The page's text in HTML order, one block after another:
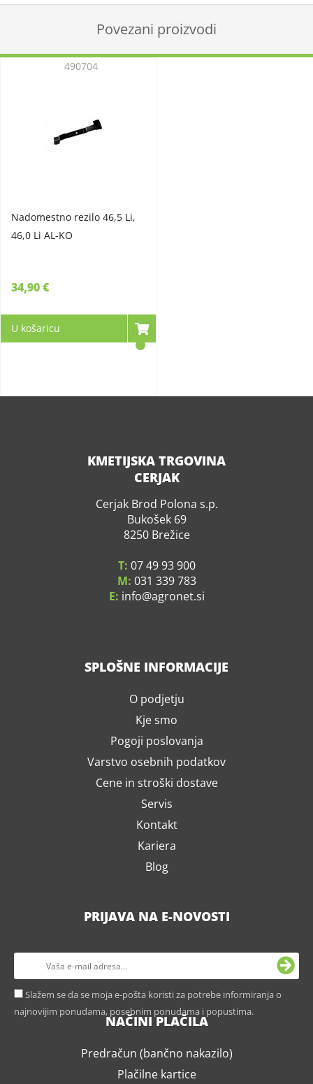
Povezani proizvodi
Nadomestno rezilo 46,5 Li,
46,0 Li AL-KO
490704
34,90 €
U košaricu
KMETIJSKA TRGOVINA
CERJAK
Cerjak Brod Polona s.p.
Bukošek 69
8250 Brežice
T: 07 49 93 900
M: 031 339 783
E: info agronet.si
SPLOŠNE INFORMACIJE
O podjetju
Kje smo
Pogoji poslovanja
Varstvo osebnih podatkov
Cene in stroški dostave
Servis
Kontakt
Kariera
Blog
PRIJAVA NA E-NOVOSTI
Slažem se da se moja e-pošta koristi za potrebe informiranja o
najnovijim ponudama, posebnim ponudama i popustima.
NAČINI PLAČILA
Predračun (bančno nakazilo)
Plačilne kartice